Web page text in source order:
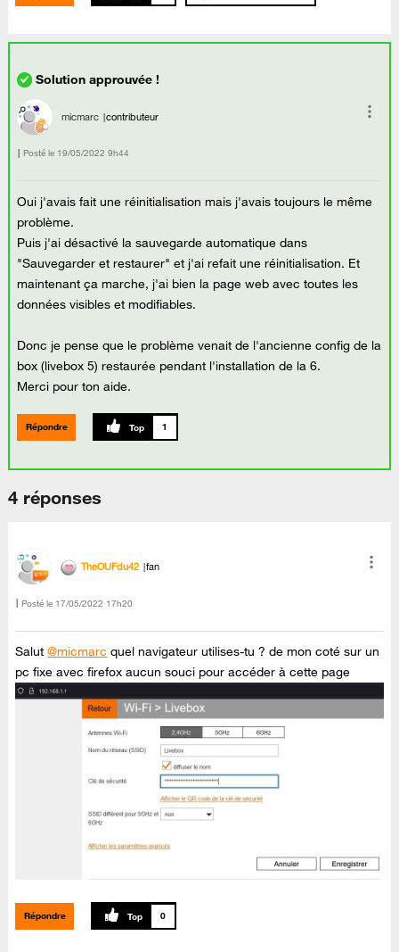
micmarc contributeur
Posté le ‎19/05/2022 9h44
Oui j'avais fait une réinitialisation mais j'avais toujours le même
problème.
Puis j'ai désactivé la sauvegarde automatique dans
"Sauvegarder et restaurer" et j'ai refait une réinitialisation. Et
maintenant ça marche, j'ai bien la page web avec toutes les
données visibles et modifiables.
Donc je pense que le problème venait de l'ancienne config de la
box (livebox 5) restaurée pendant l'installation de la 6.
Merci pour ton aide.
Répondre 1
4 réponses
TheOUFdu42 fan
Posté le ‎17/05/2022 17h20
Salut@micmarc quel navigateur utilises-tu ? de mon coté sur un
pc fixe avec firefox aucun souci pour accéder à cette page
Répondre 0